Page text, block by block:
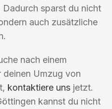
Dadurch sparst du nicht
auch zusätzliche
nach einem
deinen Umzug von
kontaktiere uns jetzt.
kannst du nicht